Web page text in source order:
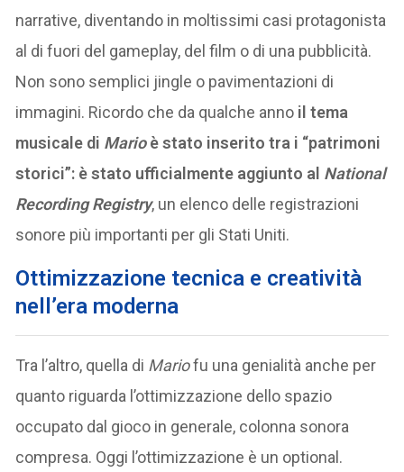
narrative, diventando in moltissimi casi protagonista
al di fuori del gameplay, del film o di una pubblicità.
Non sono semplici jingle o pavimentazioni di
immagini. Ricordo che da qualche anno il tema
musicale di Marioè stato inserito tra i “patrimoni
storici”: è stato ufficialmente aggiunto al National
Recording Registry, un elenco delle registrazioni
sonore più importanti per gli Stati Uniti.
Ottimizzazione tecnica e creatività
nell’era moderna
Tra l’altro, quella di Mariofu una genialità anche per
quanto riguarda l’ottimizzazione dello spazio
occupato dal gioco in generale, colonna sonora
compresa. Oggi l’ottimizzazione è un optional.